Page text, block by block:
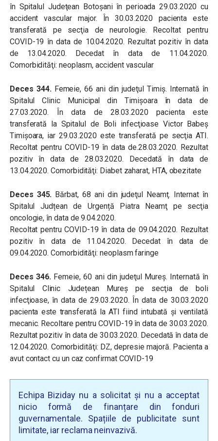
în Spitalul Judeţean Botoşani în perioada 29.03.2020 cu
accident vascular major. În 30.03.2020 pacienta este
transferată pe secţia de neurologie. Recoltat pentru
COVID-19 în data de 10.04.2020. Rezultat pozitiv în data
de 13.04.2020. Decedat în data de 11.04.2020.
Comorbidităţi: neoplasm, accident vascular
Deces 344. Femeie, 66 ani din judeţul Timiș. Internată în
Spitalul Clinic Municipal din Timişoara în data de
27.03.2020. În data de 28.03.2020 pacienta este
transferată la Spitalul de Boli infecţioase Victor Babeş
Timişoara, iar 29.03.2020 este transferată pe secţia ATI.
Recoltat pentru COVID-19 în data de.28.03.2020. Rezultat
pozitiv în data de 28.03.2020. Decedată în data de
13.04.2020. Comorbidităţi: Diabet zaharat, HTA, obezitate
Deces 345. Bărbat, 68 ani din judeţul Neamţ. Internat în
Spitalul Judțean de Urgență Piatra Neamţ pe secţia
oncologie, în data de 9.04.2020.
Recoltat pentru COVID-19 în data de 09.04.2020. Rezultat
pozitiv în data de 11.04.2020. Decedat în data de
09.04.2020. Comorbidităţi: neoplasm faringe
Deces 346. Femeie, 60 ani din judeţul Mureş. Internată în
Spitalul Clinic Județean Mureş pe secţia de boli
infecţioase, în data de 29.03.2020. În data de 30.03.2020
pacienta este transferată la ATI fiind intubată şi ventilată
mecanic. Recoltare pentru COVID-19 în data de 30.03.2020.
Rezultat pozitiv în data de 30.03.2020. Decedată în data de
12.04.2020. Comorbidităţi: DZ, depresie majoră. Pacienta a
avut contact cu un caz confirmat COVID-19
Echipa Biziday nu a solicitat și nu a acceptat
nicio formă de finanțare din fonduri
guvernamentale. Spațiile de publicitate sunt
limitate, iar reclama neinvazivă.